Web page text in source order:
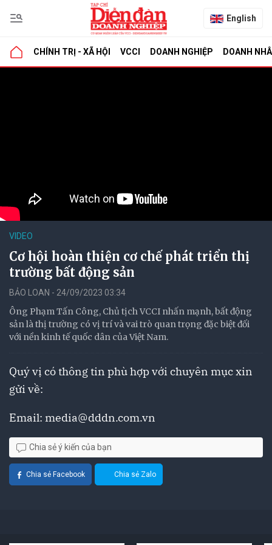
English
CHÍNH TRỊ - XÃ HỘI VCCI DOANH NGHIỆP DOANH
VIDEO
Cơ hội hoàn thiện cơ chế phát triển thị
trường bất động sản
BẢO LOAN - 24/09/2023 03:34
Ông Phạm Tấn Công, Chủ tịch VCCI nhấn mạnh, bất động
sản là thị trường có vị trí và vai trò quan trọng đặc biệt đối
với nền kinh tế quốc dân của Việt Nam.
Quý vị có thông tin phù hợp với chuyên mục xin
gửi về:
Email: media@dddn.com.vn
Chia sẻ ý kiến của bạn
Chia sẻ Facebook Chia sẻ Zalo